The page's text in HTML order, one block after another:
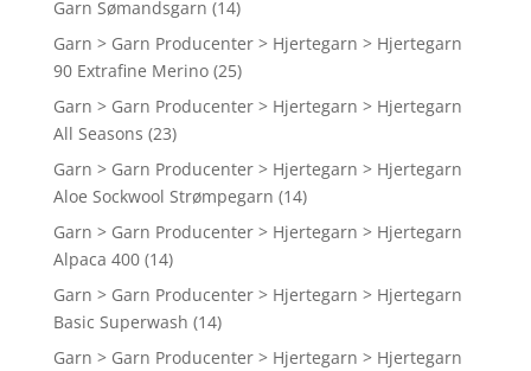
Garn Sømandsgarn (14)
Garn > Garn Producenter > Hjertegarn > Hjertegarn
90 Extrafine Merino (25)
Garn > Garn Producenter > Hjertegarn > Hjertegarn
All Seasons (23)
Garn > Garn Producenter > Hjertegarn > Hjertegarn
Aloe Sockwool Strømpegarn (14)
Garn > Garn Producenter > Hjertegarn > Hjertegarn
Alpaca 400 (14)
Garn > Garn Producenter > Hjertegarn > Hjertegarn
Basic Superwash (14)
Garn > Garn Producenter > Hjertegarn > Hjertegarn